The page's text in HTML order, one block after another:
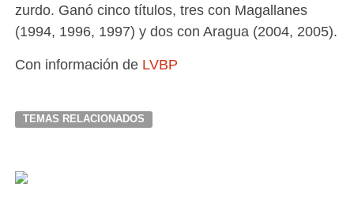
zurdo. Ganó cinco títulos, tres con Magallanes
(1994, 1996, 1997) y dos con Aragua (2004, 2005).
Con información de LVBP
TEMAS RELACIONADOS